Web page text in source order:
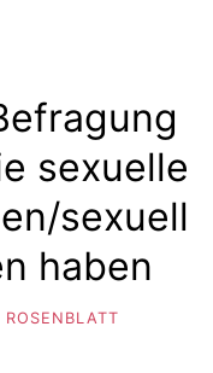
sexuelle
sexuell
haben